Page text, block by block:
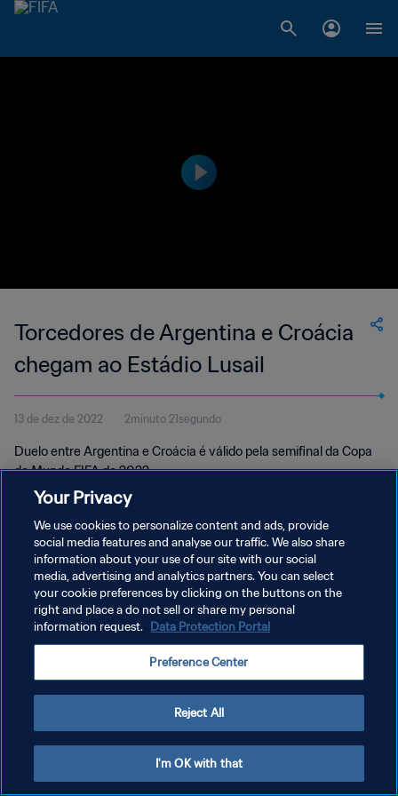
Torcedores de Argentina e Croácia
chegam ao Estádio Lusail
13 de dez de 2022 2minuto 21segundo
Duelo entre Argentina e Croácia é válido pela semifinal da Copa
do Mundo FIFA de 2022.
POLÍTICA DE PRIVACIDADE
TERMOS DE SERVIÇO
ADMINISTRAR AS PREFERÊNCIAS DE COOKIES
Your Privacy
We use cookies to personalize content and ads, provide
social media features and analyse our traffic. We also share
information about your use of our site with our social
media, advertising and analytics partners. You can select
your cookie preferences by clicking on the buttons on the
right and place a do not sell or share my personal
information request. Data Protection Portal
Preference Center
Reject All
I'm OK with that